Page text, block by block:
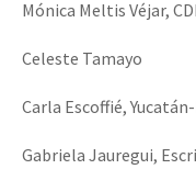
Mónica Meltis Véjar,
Celeste Tamayo
Carla Escoffié,
Gabriela Jauregui,